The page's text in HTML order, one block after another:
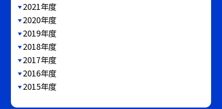
2021年度
2020年度
2019年度
2018年度
2017年度
2016年度
2015年度